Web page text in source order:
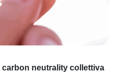
carbon neutrality collettiva